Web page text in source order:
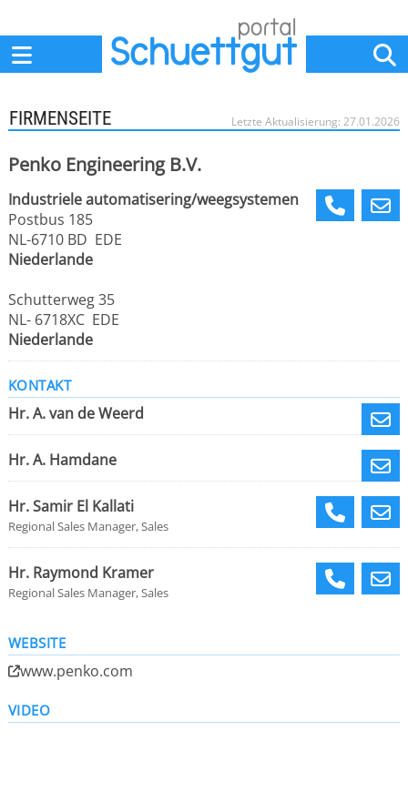
Letzte Aktualisierung: 27.01.2026
FIRMENSEITE
Penko Engineering B.V.
Industriele automatisering/weegsystemen
Postbus 185
NL-6710 BD EDE
Niederlande
Schutterweg 35
NL- 6718XC EDE
Niederlande
KONTAKT
Hr. A. van de Weerd
Hr. A. Hamdane
Hr. Samir El Kallati
Regional Sales Manager, Sales
Hr. Raymond Kramer
Regional Sales Manager, Sales
WEBSITE
www.penko.com
VIDEO